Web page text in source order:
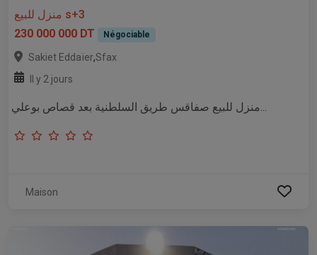
منزل للبيع s+3
230 000 000 DT
Négociable
Sakiet Eddaïer,Sfax
Il y 2 jours
Maison